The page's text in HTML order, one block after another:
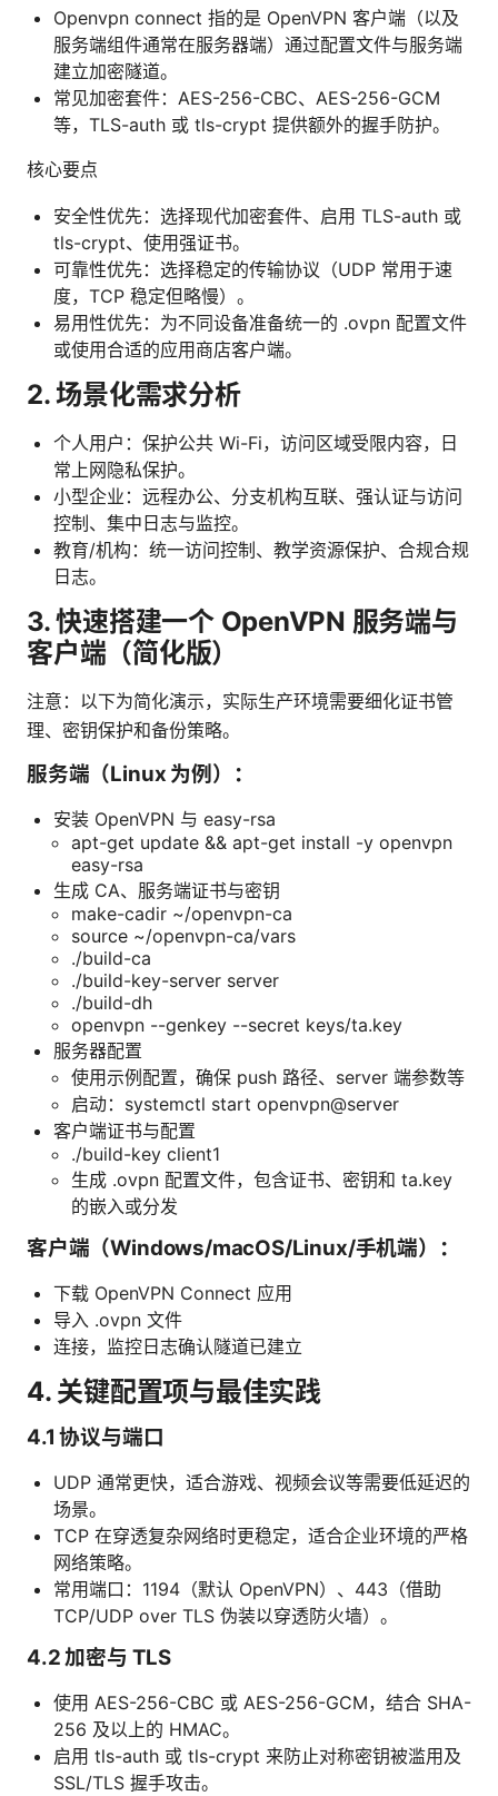
Openvpn connect 指的是 OpenVPN 客户端（以及
服务端组件通常在服务器端）通过配置文件与服务端
建立加密隧道。
常见加密套件：AES-256-CBC、AES-256-GCM
等，TLS-auth 或 tls-crypt 提供额外的握手防护。
核心要点
安全性优先：选择现代加密套件、启用 TLS-auth 或
tls-crypt、使用强证书。
可靠性优先：选择稳定的传输协议（UDP 常用于速
度，TCP 稳定但略慢）。
易用性优先：为不同设备准备统一的 .ovpn 配置文件
或使用合适的应用商店客户端。
2. 场景化需求分析
个人用户：保护公共 Wi-Fi，访问区域受限内容，日
常上网隐私保护。
小型企业：远程办公、分支机构互联、强认证与访问
控制、集中日志与监控。
教育/机构：统一访问控制、教学资源保护、合规合规
日志。
3. 快速搭建一个 OpenVPN 服务端与
客户端（简化版）
注意：以下为简化演示，实际生产环境需要细化证书管
理、密钥保护和备份策略。
服务端（Linux 为例）：
安装 OpenVPN 与 easy-rsa
apt-get update && apt-get install -y openvpn
easy-rsa
生成 CA、服务端证书与密钥
make-cadir ~/openvpn-ca
source ~/openvpn-ca/vars
./build-ca
./build-key-server server
./build-dh
openvpn --genkey --secret keys/ta.key
服务器配置
使用示例配置，确保 push 路径、server 端参数等
启动：systemctl start openvpn@server
客户端证书与配置
./build-key client1
生成 .ovpn 配置文件，包含证书、密钥和 ta.key
的嵌入或分发
客户端（Windows/macOS/Linux/手机端）：
下载 OpenVPN Connect 应用
导入 .ovpn 文件
连接，监控日志确认隧道已建立
4. 关键配置项与最佳实践
4.1 协议与端口
UDP 通常更快，适合游戏、视频会议等需要低延迟的
场景。
TCP 在穿透复杂网络时更稳定，适合企业环境的严格
网络策略。
常用端口：1194（默认 OpenVPN）、443（借助
TCP/UDP over TLS 伪装以穿透防火墙）。
4.2 加密与 TLS
使用 AES-256-CBC 或 AES-256-GCM，结合 SHA-
256 及以上的 HMAC。
启用 tls-auth 或 tls-crypt 来防止对称密钥被滥用及
SSL/TLS 握手攻击。